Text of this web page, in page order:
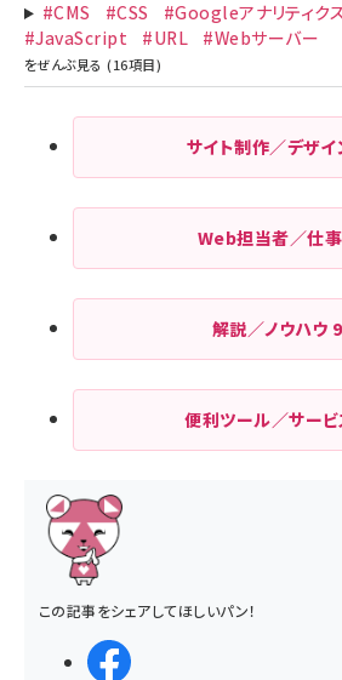
#CMS #CSS #Googleアナリティク
#JavaScript
#URL #Webサーバー
サイト制作／デザイ
Web担当者／仕事
解説／ノウハウ
便利ツール／サー
この記事をシェアしてほしいパン！